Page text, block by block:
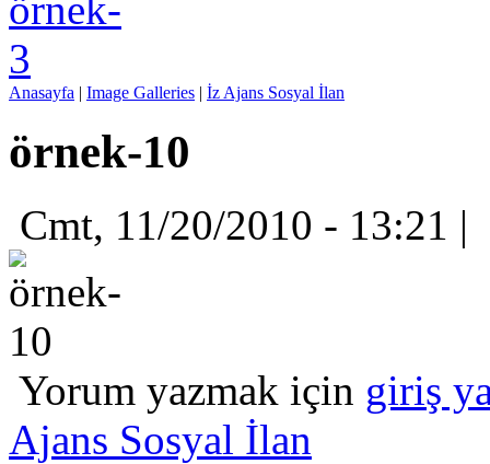
Anasayfa | Image Galleries | İz Ajans Sosyal İlan
örnek-10
Cmt, 11/20/2010 - 13:21 |
Yorum yazmak için giriş
Ajans Sosyal İlan